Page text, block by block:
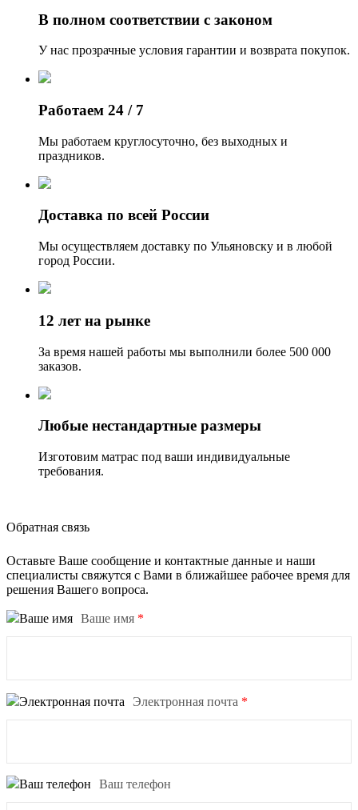
В полном соответствии с законом
У нас прозрачные условия гарантии и возврата покупок.
Работаем 24 / 7
Мы работаем круглосуточно, без выходных и
праздников.
Доставка по всей России
Мы осуществляем доставку по Ульяновску и в любой
город России.
12 лет на рынке
За время нашей работы мы выполнили более 500 000
заказов.
Любые нестандартные размеры
Изготовим матрас под ваши индивидуальные
требования.
Обратная связь
Оставьте Ваше сообщение и контактные данные и наши
специалисты свяжутся с Вами в ближайшее рабочее время для
решения Вашего вопроса.
Ваше имя *
Электронная почта *
Ваш телефон